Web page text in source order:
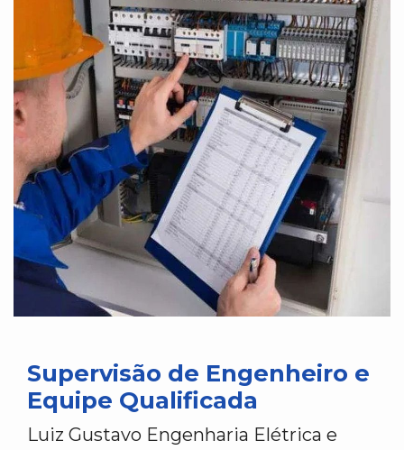
Supervisão de Engenheiro e
Equipe Qualificada
Luiz Gustavo Engenharia Elétrica e